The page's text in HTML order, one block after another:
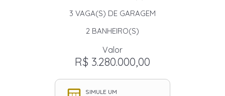
3 VAGA(S) DE GARAGEM
2 BANHEIRO(S)
Valor
R$ 3.280.000,00
SIMULE UM